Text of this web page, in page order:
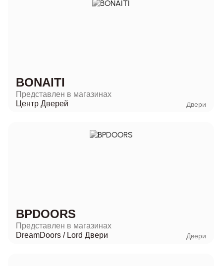
BONAITI
Представлен в магазинах
Центр Дверей
Двери
BPDOORS
Представлен в магазинах
DreamDoors / Lord Двери Двери